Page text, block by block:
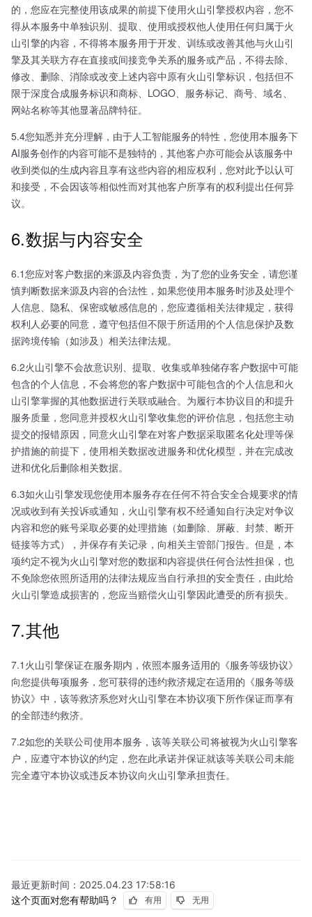
的，您应在完整使用该成果的前提下使用火山引擎授权内容，您不
得从本服务中单独识别、提取、使用或授权他人使用任何归属于火
山引擎的内容，不得将本服务用于开发、训练或改善其他与火山引
擎及其关联方存在直接或间接竞争关系的服务或产品，不得去除、
修改、删除、消除或改变上述内容中原有火山引擎标识，包括但不
限于深度合成服务标识和商标、LOGO、服务标记、商号、域名、
网站名称等其他显著品牌特征。
5.4您知悉并充分理解，由于人工智能服务的特性，您使用本服务下
AI服务创作的内容可能不是独特的，其他客户亦可能会从该服务中
收到类似的生成内容且享有这些内容的相应权利，您对此予以认可
和接受，不会因该等相似性而对其他客户所享有的权利提出任何异
议。
6.数据与内容安全
6.1您应对客户数据的来源及内容负责，为了您的业务安全，请您谨
慎判断数据来源及内容的合法性，如果您使用本服务时涉及处理个
人信息、隐私、保密或敏感信息的，您应遵循相关法律规定，获得
权利人必要的同意，遵守包括但不限于所适用的个人信息保护及数
据跨境传输（如涉及）相关法律法规。
6.2火山引擎不会故意识别、提取、收集或单独储存客户数据中可能
包含的个人信息，不会将您的客户数据中可能包含的个人信息和火
山引擎掌握的其他数据进行关联或融合。为履行本协议目的和提升
服务质量，您同意并授权火山引擎收集您的评价信息，包括您主动
提交的报错原因，同意火山引擎在对客户数据采取匿名化处理等保
护措施的前提下，使用相关数据改进服务和优化模型，并在完成改
进和优化后删除相关数据。
6.3如火山引擎发现您使用本服务存在任何不符合安全合规要求的情
况或收到有关投诉或通知，火山引擎有权不经通知自行决定对争议
内容和您的账号采取必要的处理措施（如删除、屏蔽、封禁、断开
链接等方式），并保存有关记录，向相关主管部门报告。但是，本
项约定不视为火山引擎对您的数据和内容提供任何合法性担保，也
不免除您依照所适用的法律法规应当自行承担的安全责任，由此给
火山引擎造成损害的，您应当赔偿火山引擎因此遭受的所有损失。
7.其他
7.1火山引擎保证在服务期内，依照本服务适用的《服务等级协议》
向您提供每项服务，您可获得的违约救济规定在适用的《服务等级
协议》中，该等救济系您对火山引擎在本协议项下所作保证而享有
的全部违约救济。
7.2如您的关联公司使用本服务，该等关联公司将被视为火山引擎客
户，应遵守本协议的约定，您在此承诺并保证就该等关联公司未能
完全遵守本协议或违反本协议向火山引擎承担责任。
最近更新时间： 2025.04.23 17:58:16
这个页面对您有帮助吗？
有用 无用